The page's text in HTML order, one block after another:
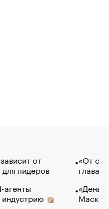
от
лидеров
агенты
«От
глава
Маск в